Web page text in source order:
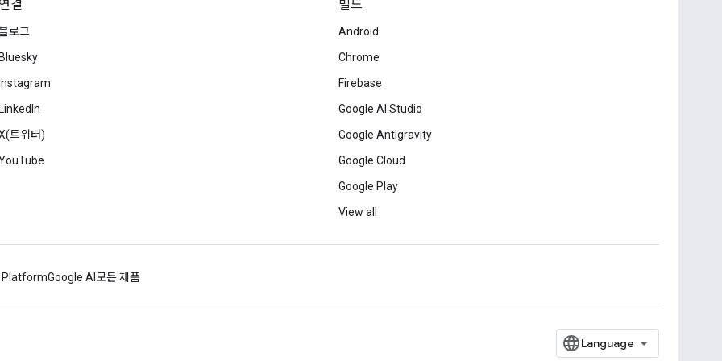
연결
로그
Bluesky
Instagram
LinkedIn
트위터)
빌드
Android
Chrome
Firebase
Google AI Studio
Google Antigravity
Google Cloud
Google Play
View all
PlatformGoogle AI 모든 제품